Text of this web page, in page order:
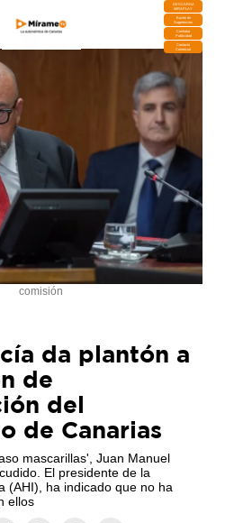
DESCARGA
MIRAPLAY
Buzón de
Sugerencias
Contratar
Publicidad
Contacto
Comercial
comisión
da plantón a
de
del
de Canarias
mascarillas', Juan Manuel
El presidente de la
(AHI), ha indicado que no ha
ellos